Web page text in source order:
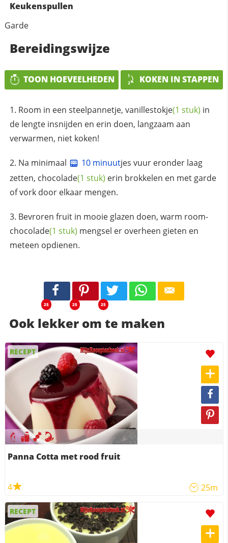
Keukenspullen
Garde
Bereidingswijze
TOON HOEVEELHEDEN KOKEN IN STAPPEN
Room in een steelpannetje, vanillestokje(1 stuk) in
de lengte insnijden en erin doen, langzaam aan
verwarmen, niet koken!
Na minimaal 10 minuutjes vuur eronder laag
zetten, chocolade(1 stuk) erin brokkelen en met garde
of vork door elkaar mengen.
Bevroren fruit in mooie glazen doen, warm room-
chocolade(1 stuk) mengsel er overheen gieten en
meteen opdienen.
25 25 25
Ook lekker om te maken
RECEPT
Panna Cotta met rood fruit
4 25m
RECEPT